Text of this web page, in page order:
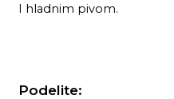
I hladnim pivom.
Podelite: